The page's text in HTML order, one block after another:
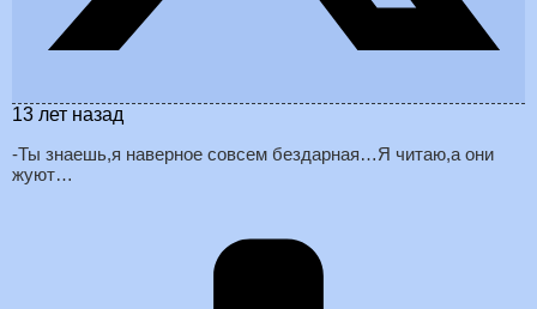
13 лет назад
-Ты знаешь,я наверное совсем бездарная…Я читаю,а они
жуют…